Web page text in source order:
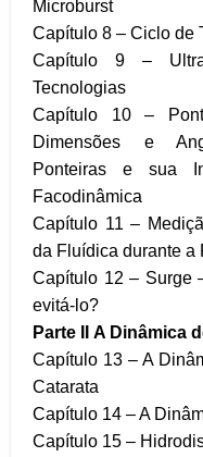
Microburst
Capítulo 8 – Ciclo de
Capítulo 9 –
Tecnologias
Capítulo 10 –
Dimensões e
Ponteiras e sua
Facodinâmica
Capítulo 11 –
da Fluídica durante a
Capítulo 12 – Surge
evitá-lo?
Parte II
A Dinâmica
Capítulo 13 – A
Catarata
Capítulo 14 – A
Capítulo 15 –